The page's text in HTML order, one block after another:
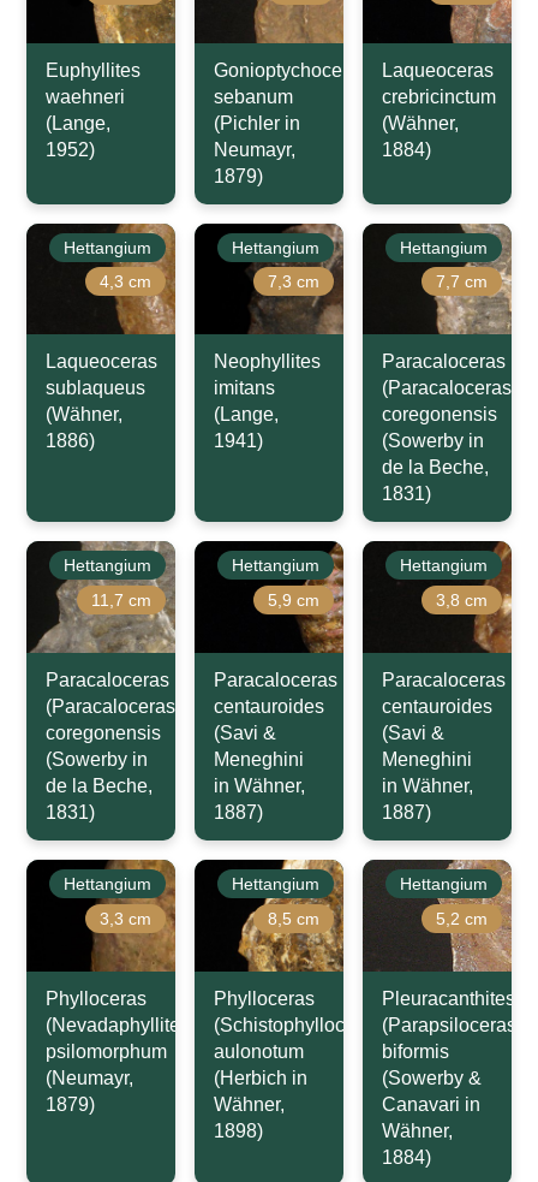
Euphyllites
waehneri
(Lange,
1952)
Gonioptychoceras
sebanum
(Pichler in
Neumayr,
1879)
Laqueoceras
crebricinctum
(Wähner,
1884)
Hettangium
4,3 cm
Laqueoceras
sublaqueus
(Wähner,
1886)
Hettangium
7,3 cm
Neophyllites
imitans
(Lange,
1941)
Hettangium
7,7 cm
Paracaloceras
(Paracaloceras)
coregonensis
(Sowerby in
de la Beche,
1831)
Hettangium
11,7 cm
Paracaloceras
(Paracaloceras)
coregonensis
(Sowerby in
de la Beche,
1831)
Hettangium
5,9 cm
Paracaloceras
centauroides
(Savi &
Meneghini
in Wähner,
1887)
Hettangium
3,8 cm
Paracaloceras
centauroides
(Savi &
Meneghini
in Wähner,
1887)
Hettangium
3,3 cm
Phylloceras
(Nevadaphyllites)
psilomorphum
(Neumayr,
1879)
Hettangium
8,5 cm
Phylloceras
(Schistophylloceras)
aulonotum
(Herbich in
Wähner,
1898)
Hettangium
5,2 cm
Pleuracanthites
(Parapsiloceras)
biformis
(Sowerby &
Canavari in
Wähner,
1884)